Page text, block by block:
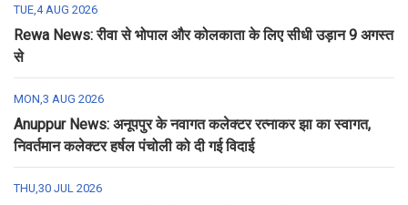
TUE,4 AUG 2026
Rewa News: रीवा से भोपाल और कोलकाता के लिए सीधी उड़ान 9 अगस्त
से
MON,3 AUG 2026
Anuppur News: अनूपपुर के नवागत कलेक्टर रत्नाकर झा का स्वागत,
निवर्तमान कलेक्टर हर्षल पंचोली को दी गई विदाई
THU,30 JUL 2026